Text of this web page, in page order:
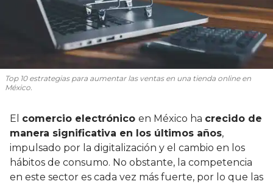
Top 10 estrategias para aumentar las ventas en una tienda online en
México.
El comercio electrónico en México ha crecido de
manera significativa en los últimos años,
impulsado por la digitalización y el cambio en los
hábitos de consumo. No obstante, la competencia
en este sector es cada vez más fuerte, por lo que las